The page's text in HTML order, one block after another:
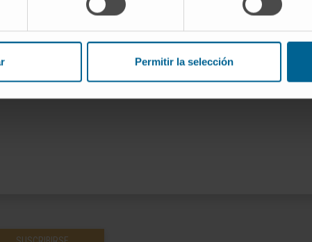
Permitir la selección
de la Universidad de Navarra durante las
en su formación clínica y quirúrgica.
en revistas nacionales e internacionales.